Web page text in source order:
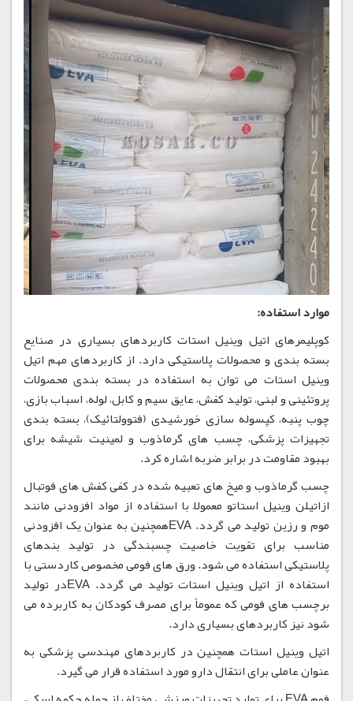
موارد استفاده:
کوپلیمرهای اتیل وینیل استات کاربردهای بسیاری در صنایع
بسته بندی و محصولات پلاستیکی دارد. از کاربردهای مهم اتیل
وینیل استات می توان به استفاده در بسته بندی محصولات
پروتئینی و لبنی، تولید کفش، عایق سیم و کابل، لوله، اسباب بازی،
چوب پنبه، کپسوله سازی خورشیدی (فتوولتائیک)، بسته بندی
تجهیزات پزشکی، چسب های گرماذوب و لمینیت شیشه برای
بهبود مقاومت در برابر ضربه اشاره کرد.
چسب گرماذوب و میخ های تعبیه شده در کفی کفش های فوتبال
ازاتیلن وینیل استاتو معمولاً با استفاده از مواد افزودنی مانند
موم و رزین تولید می گردد. EVAهمچنین به عنوان یک افزودنی
مناسب برای تقویت خاصیت چسبندگی در تولید بندهای
پلاستیکی استفاده می شود. ورق های فومی مخصوص کاردستی با
استفاده از اتیل وینیل استات تولید می گردد. EVAدر تولید
برچسب های فومی که عموماً برای مصرف کودکان به کاربرده می
شود نیز کاربردهای بسیاری دارد.
اتیل وینیل استات همچنین در کاربردهای مهندسی پزشکی به
عنوان عاملی برای انتقال دارو مورد استفاده قرار می گیرد.